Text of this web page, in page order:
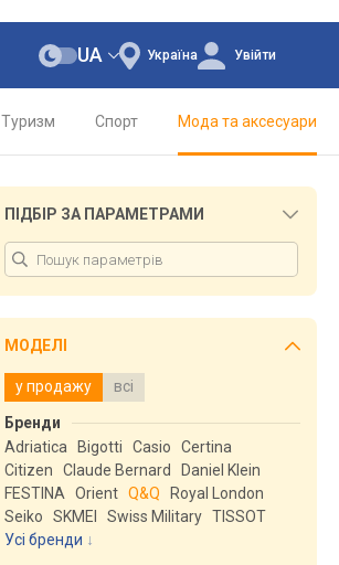
Україна
UA Увійти
Туризм Спорт Мода та аксесуари
ПІДБІР ЗА ПАРАМЕТРАМИ
МОДЕЛІ
у продажу всі
Бренди
Adriatica
Bigotti Casio
Certina
Citizen
Claude Bernard
Daniel Klein
FESTINA
Orient Q&Q
Royal London
Seiko
SKMEI Swiss Military TISSOT
Усі бренди